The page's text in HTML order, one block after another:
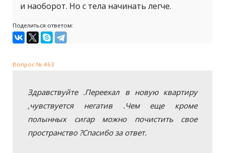
и наоборот. Но с тела начинать легче.
Поделиться ответом:
Вопрос № 463
Здравствуйте .Переехал в новую квартиру
,чувствуется негатив .Чем еще кроме
полынных сигар можно почистить свое
пространство ?Спасибо за ответ.